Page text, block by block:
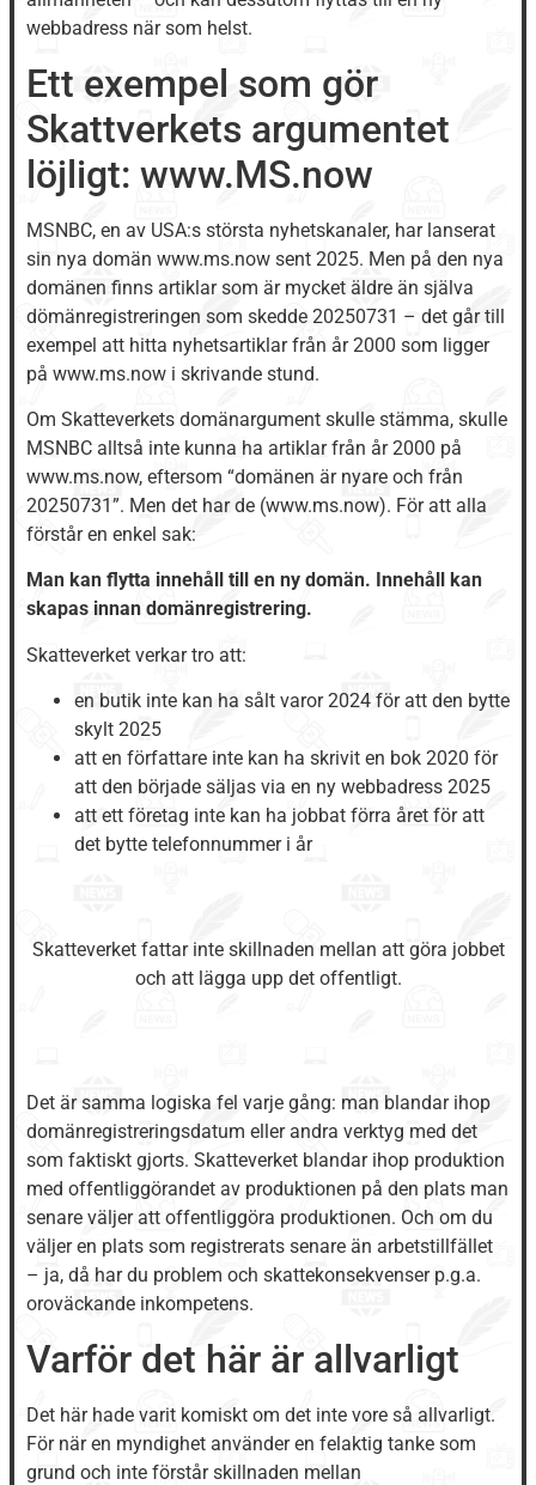
webbadress när som helst.
Ett exempel som gör
Skattverkets argumentet
löjligt: www.MS.now
MSNBC, en av USA:s största nyhetskanaler, har lanserat
sin nya domän www.ms.now sent 2025. Men på den nya
domänen finns artiklar som är mycket äldre än själva
dömänregistreringen som skedde 20250731 – det går till
exempel att hitta nyhetsartiklar från år 2000 som ligger
på www.ms.now i skrivande stund.
Om Skatteverkets domänargument skulle stämma, skulle
MSNBC alltså inte kunna ha artiklar från år 2000 på
www.ms.now, eftersom “domänen är nyare och från
20250731”. Men det har de (www.ms.now). För att alla
förstår en enkel sak:
Man kan flytta innehåll till en ny domän. Innehåll kan
skapas innan domänregistrering.
Skatteverket verkar tro att:
en butik inte kan ha sålt varor 2024 för att den bytte
skylt 2025
att en författare inte kan ha skrivit en bok 2020 för
att den började säljas via en ny webbadress 2025
att ett företag inte kan ha jobbat förra året för att
det bytte telefonnummer i år
Skatteverket fattar inte skillnaden mellan att göra jobbet
och att lägga upp det offentligt.
Det är samma logiska fel varje gång: man blandar ihop
domänregistreringsdatum eller andra verktyg med det
som faktiskt gjorts. Skatteverket blandar ihop produktion
med offentliggörandet av produktionen på den plats man
senare väljer att offentliggöra produktionen. Och om du
väljer en plats som registrerats senare än arbetstillfället
– ja, då har du problem och skattekonsekvenser p.g.a.
oroväckande inkompetens.
Varför det här är allvarligt
Det här hade varit komiskt om det inte vore så allvarligt.
För när en myndighet använder en felaktig tanke som
grund och inte förstår skillnaden mellan